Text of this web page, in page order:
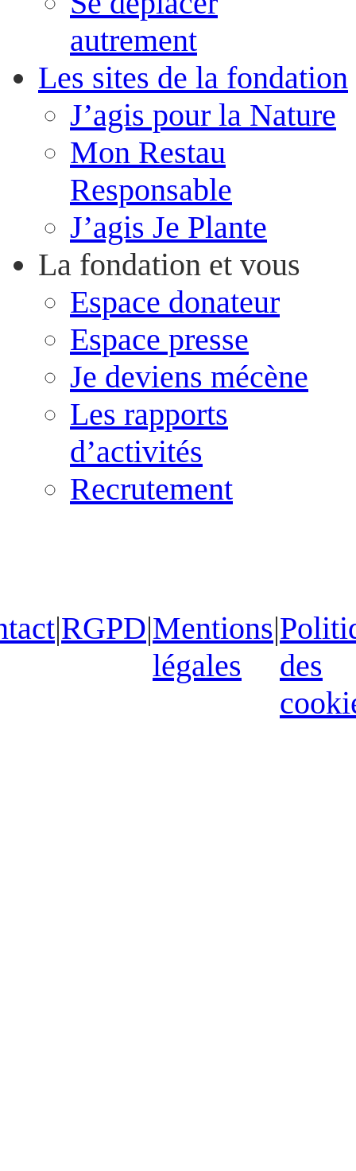
autrement
Les sites de la fondation
J’agis pour la Nature
Mon Restau
Responsable
J’agis Je Plante
La fondation et vous
Espace donateur
Espace presse
Je deviens mécène
Les rapports
d’activités
Recrutement
|RGPD|Mentions
légales
|
des